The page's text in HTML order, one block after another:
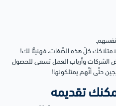
كلّ هذه الصِّفات، فهنيئًا لك!
الشركات وأرباب العمل تسعى للحصول
حتَّى أنَّهم يمتلكونها!